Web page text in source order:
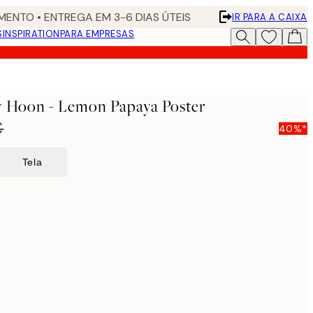
• ENTREGA EM 3-6 DIAS ÚTEIS
IR PARA A CAIXA
INSPIRATIONPARA EMPRESAS
- Lemon Papaya Poster
40%*
Tela